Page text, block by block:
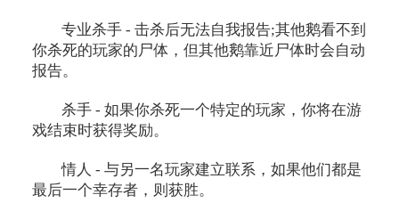
专业杀手 - 击杀后无法自我报告;其他鹅看不到
你杀死的玩家的尸体，但其他鹅靠近尸体时会自动
报告。
杀手 - 如果你杀死一个特定的玩家，你将在游
戏结束时获得奖励。
情人 - 与另一名玩家建立联系，如果他们都是
最后一个幸存者，则获胜。